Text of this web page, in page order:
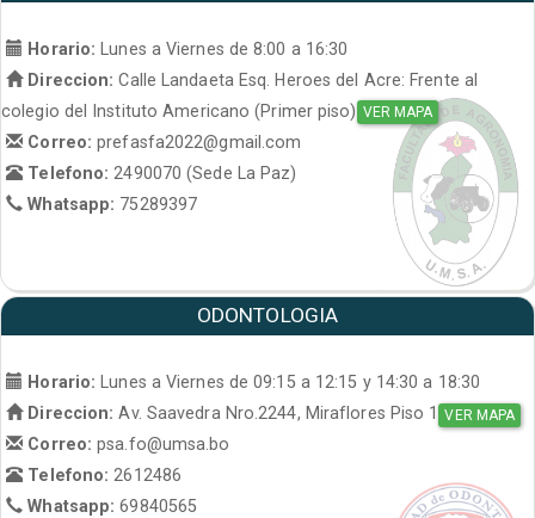
Horario:
Lunes a Viernes de 8:00 a 16:30
Direccion: Calle Landaeta Esq. Heroes del Acre: Frente al
colegio del Instituto Americano (Primer piso) VER MAPA
Correo:prefasfa2022@gmail.com
Telefono: 2490070 (Sede La Paz)
Whatsapp: 75289397
ODONTOLOGIA
Horario: Lunes a Viernes de 09:15 a 12:15 y 14:30 a 18:30
Direccion: Av. Saavedra Nro.2244, Miraflores Piso 1 VER MAPA
Correo:psa.fo@umsa.bo
Telefono:2612486
Whatsapp:69840565